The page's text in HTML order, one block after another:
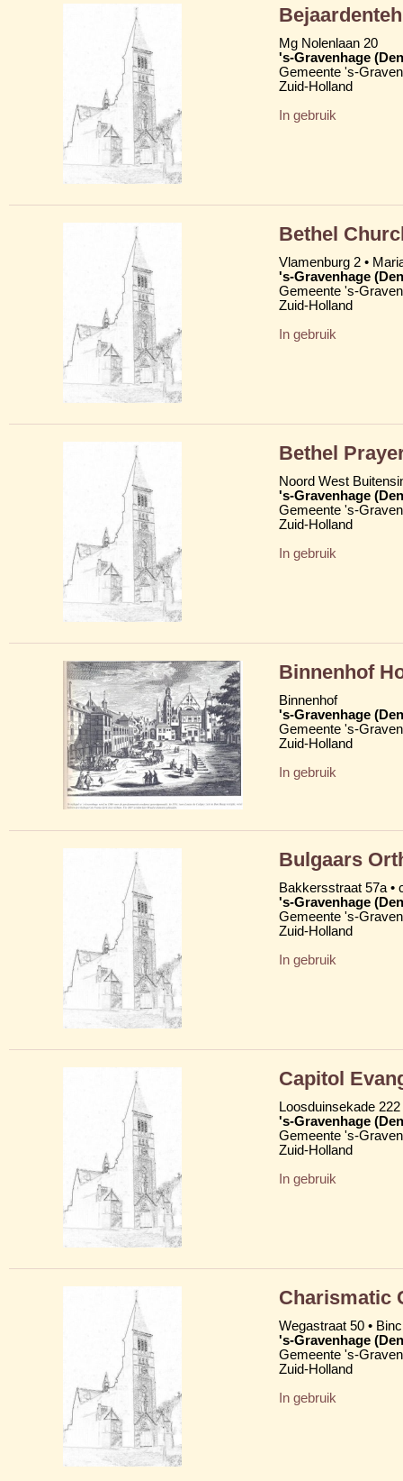
Mg Nolenlaan 20
's-Gravenhage
Gemeente 's-
Zuid-Holland
In gebruik
Bethel
Vlamenburg 2 •
's-Gravenhage
Gemeente 's-
Zuid-Holland
In gebruik
Bethel
Noord West
's-Gravenhage
Gemeente 's-
Zuid-Holland
In gebruik
Binnenhof
Binnenhof
's-Gravenhage
Gemeente 's-
Zuid-Holland
In gebruik
Bulgaars
Bakkersstraat 57a •
's-Gravenhage
Gemeente 's-
Zuid-Holland
In gebruik
Capitol
Loosduinsekade
's-Gravenhage
Gemeente 's-
Zuid-Holland
In gebruik
Charismatic
Wegastraat 50 •
's-Gravenhage
Gemeente 's-
Zuid-Holland
In gebruik